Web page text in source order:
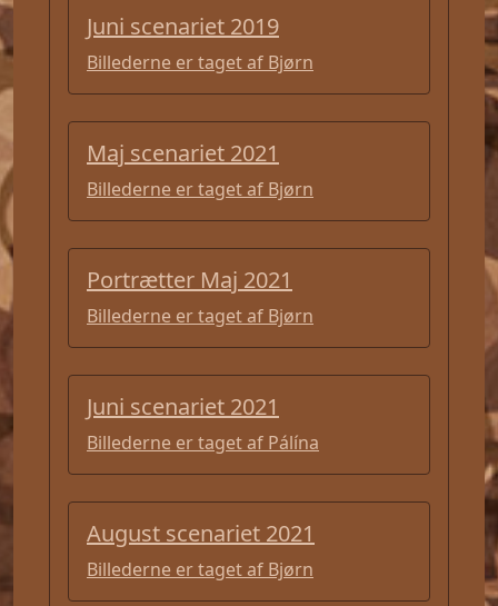
Juni scenariet 2019
Billederne er taget af Bjørn
Maj scenariet 2021
Billederne er taget af Bjørn
Portrætter Maj 2021
Billederne er taget af Bjørn
Juni scenariet 2021
Billederne er taget af Pálína
August scenariet 2021
Billederne er taget af Bjørn